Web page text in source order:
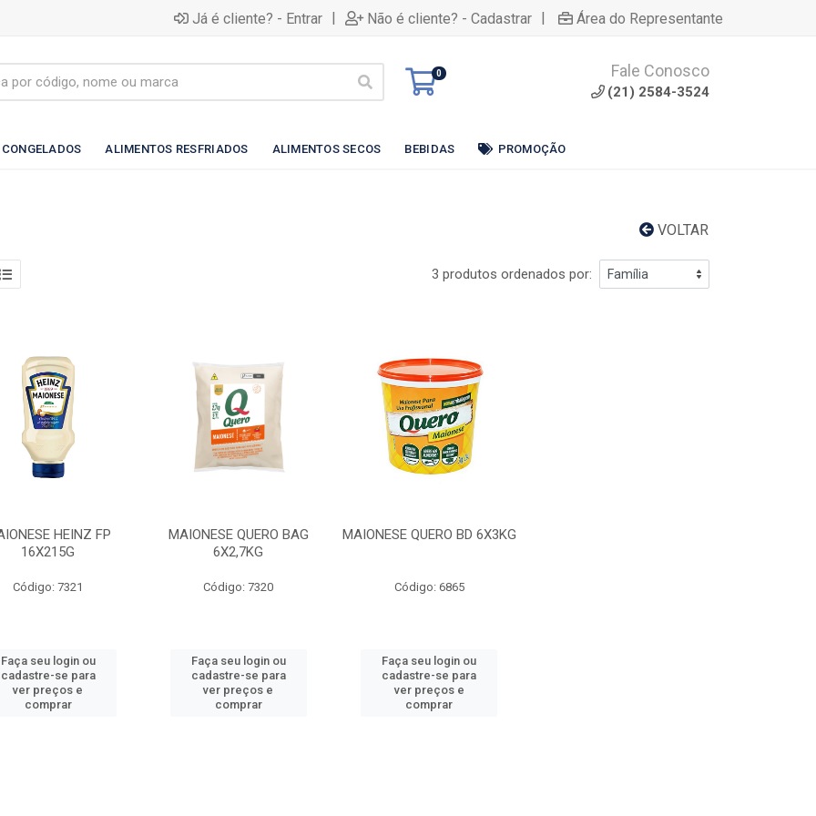
Já é cliente? - Entrar | Não é cliente? - Cadastrar | Área do Representante
0 Fale Conosco
(21) 2584-3524
ALIMENTOS RESFRIADOS ALIMENTOS SECOS BEBIDAS PROMOÇÃO
VOLTAR
3 produtos ordenados por:
HEINZ FP
16X215G
Código: 7321
Faça seu login ou
cadastre-se para
ver preços e
comprar
MAIONESE QUERO BAG
6X2,7KG
Código: 7320
Faça seu login ou
cadastre-se para
ver preços e
comprar
MAIONESE QUERO BD 6X3KG
Código: 6865
Faça seu login ou
cadastre-se para
ver preços e
comprar